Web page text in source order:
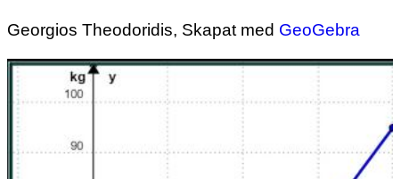
Georgios Theodoridis, Skapat med GeoGebra